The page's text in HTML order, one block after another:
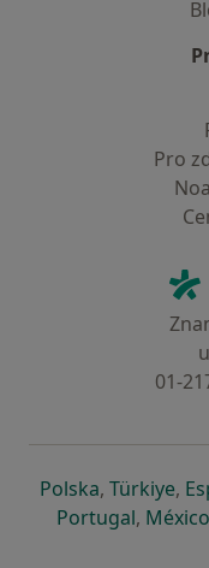
Pro
01-
Polskase otevře v
, Türkiyese
,
Portugalse
, México